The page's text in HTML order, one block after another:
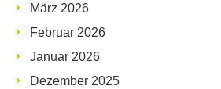
März 2026
Februar 2026
Januar 2026
Dezember 2025